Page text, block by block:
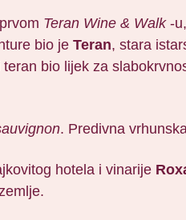
Teran Wine & Walk-u,
bio je Teran, stara
bio lijek za
. Predivna
hotela i vinarije